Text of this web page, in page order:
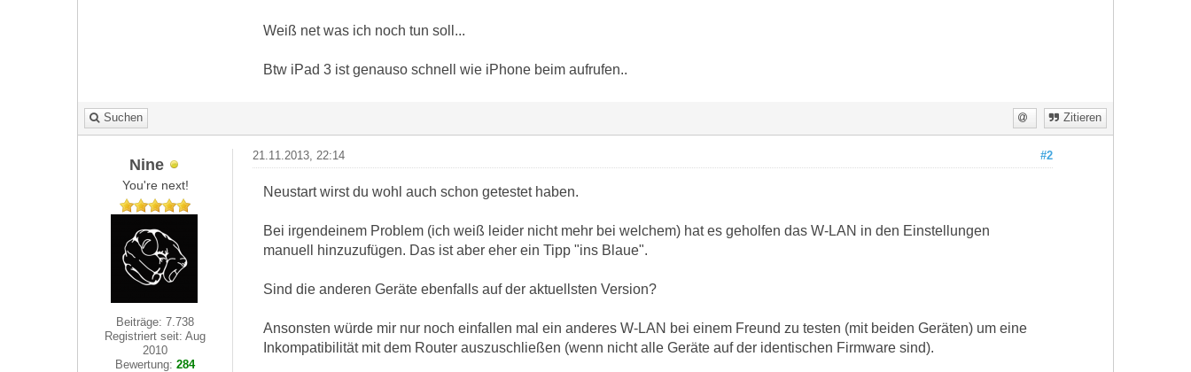
Weiß net was ich noch tun soll...
Btw iPad 3 ist genauso schnell wie iPhone beim aufrufen..
Suchen Zitieren
Nine
You're next!
Beiträge: 7.738
Registriert seit: Aug
2010
Bewertung:284
#2
21.11.2013, 22:14
Neustart wirst du wohl auch schon getestet haben.
Bei irgendeinem Problem (ich weiß leider nicht mehr bei welchem) hat es geholfen das W-LAN in den Einstellungen
manuell hinzuzufügen. Das ist aber eher ein Tipp "ins Blaue".
Sind die anderen Geräte ebenfalls auf der aktuellsten Version?
Ansonsten würde mir nur noch einfallen mal ein anderes W-LAN bei einem Freund zu testen (mit beiden Geräten) um eine
Inkompatibilität mit dem Router auszuschließen (wenn nicht alle Geräte auf der identischen Firmware sind).